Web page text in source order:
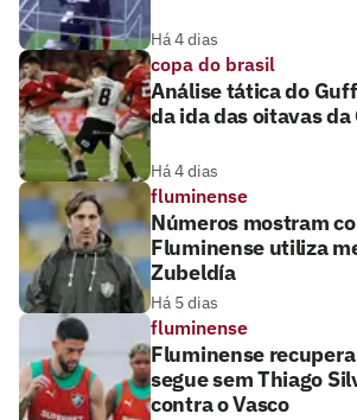
Há 4 dias
copa do brasil
Análise tática do
da ida das oitavas da
Há 4 dias
fluminense
Números mostram
Fluminense utiliza
Zubeldía
Há 5 dias
fluminense
Fluminense
segue sem Thiago
contra o Vasco